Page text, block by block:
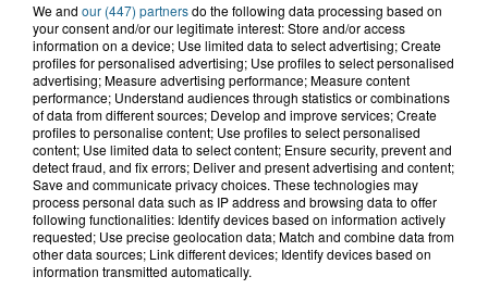
Grand jeu de l'été : les cabines de plages
Gagnez vos entrées pour Dennlys
We and our (447) partnersdo the following data processing based on
your consent and/or our legitimate interest: Store and/or access
information on a device; Use limited data to select advertising; Create
profiles for personalised advertising; Use profiles to select personalised
advertising; Measure advertising performance; Measure content
performance; Understand audiences through statistics or combinations
of data from different sources; Develop and improve services; Create
profiles to personalise content; Use profiles to select personalised
content; Use limited data to select content; Ensure security, prevent and
detect fraud, and fix errors; Deliver and present advertising and content;
Save and communicate privacy choices. These technologies may
process personal data such as IP address and browsing data to offer
following functionalities: Identify devices based on information actively
requested; Use precise geolocation data; Match and combine data from
other data sources; Link different devices; Identify devices based on
information transmitted automatically.